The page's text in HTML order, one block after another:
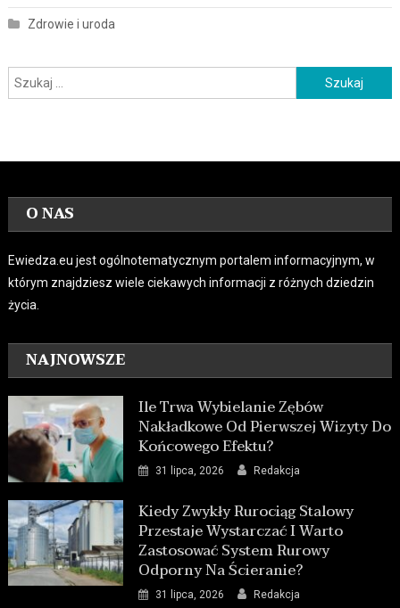
Zdrowie i uroda
Szukaj:
O NAS
Ewiedza.eu jest ogólnotematycznym portalem informacyjnym, w
którym znajdziesz wiele ciekawych informacji z różnych dziedzin
życia.
NAJNOWSZE
Ile Trwa Wybielanie Zębów
Nakładkowe Od Pierwszej Wizyty Do
Końcowego Efektu?
31 lipca, 2026 Redakcja
Kiedy Zwykły Rurociąg Stalowy
Przestaje Wystarczać I Warto
Zastosować System Rurowy
Odporny Na Ścieranie?
31 lipca, 2026 Redakcja